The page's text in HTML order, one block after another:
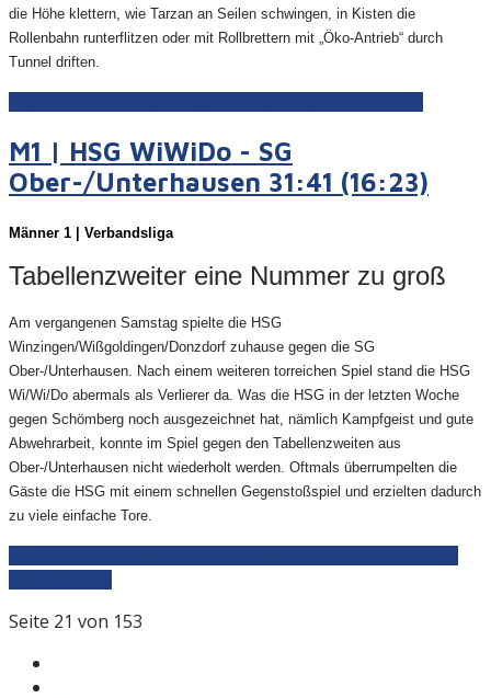
die Höhe klettern, wie Tarzan an Seilen schwingen, in Kisten die
Rollenbahn runterflitzen oder mit Rollbrettern mit „Öko-Antrieb“ durch
Tunnel driften.
M1 | HSG WiWiDo - SG
Ober-/Unterhausen 31:41 (16:23)
Männer 1 | Verbandsliga
Tabellenzweiter eine Nummer zu groß
Am vergangenen Samstag spielte die HSG
Winzingen/Wißgoldingen/Donzdorf zuhause gegen die SG
Ober-/Unterhausen. Nach einem weiteren torreichen Spiel stand die HSG
Wi/Wi/Do abermals als Verlierer da. Was die HSG in der letzten Woche
gegen Schömberg noch ausgezeichnet hat, nämlich Kampfgeist und gute
Abwehrarbeit, konnte im Spiel gegen den Tabellenzweiten aus
Ober-/Unterhausen nicht wiederholt werden. Oftmals überrumpelten die
Gäste die HSG mit einem schnellen Gegenstoßspiel und erzielten dadurch
zu viele einfache Tore.
Seite 21 von 153